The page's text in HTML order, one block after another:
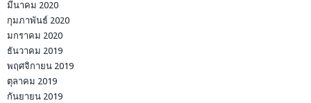
มีนาคม 2020
กุมภาพันธ์ 2020
มกราคม 2020
ธันวาคม 2019
พฤศจิกายน 2019
ตุลาคม 2019
กันยายน 2019